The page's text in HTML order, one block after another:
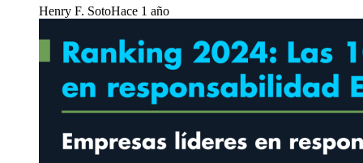
Henry F. SotoHace 1 año